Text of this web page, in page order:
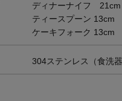
ディナーナイフ 21cm
ティースプーン 13cm
ケーキフォーク 13cm
304ステンレス（食洗器